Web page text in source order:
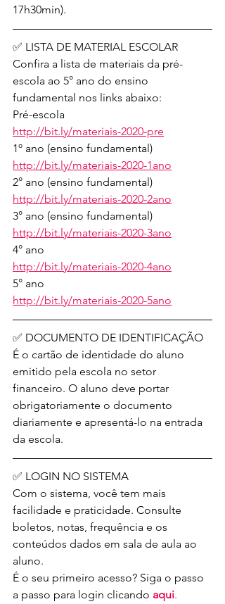
17h30min).
✅ LISTA DE MATERIAL ESCOLAR
Confira a lista de materiais da pré-
escola ao 5° ano do ensino
fundamental nos links abaixo:
Pré-escola
http://bit.ly/materiais-2020-pre
1º ano (ensino fundamental)
http://bit.ly/materiais-2020-1ano
2° ano (ensino fundamental)
http://bit.ly/materiais-2020-2ano
3° ano (ensino fundamental)
http://bit.ly/materiais-2020-3ano
4° ano
http://bit.ly/materiais-2020-4ano
5° ano
http://bit.ly/materiais-2020-5ano
✅ DOCUMENTO DE IDENTIFICAÇÃO
É o cartão de identidade do aluno
emitido pela escola no setor
financeiro. O aluno deve portar
obrigatoriamente o documento
diariamente e apresentá-lo na entrada
da escola.
✅ LOGIN NO SISTEMA
Com o sistema, você tem mais
facilidade e praticidade. Consulte
boletos, notas, frequência e os
conteúdos dados em sala de aula ao
aluno.
É o seu primeiro acesso? Siga o passo
a passo para login clicando aqui.